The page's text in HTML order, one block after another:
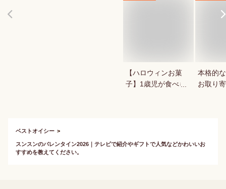
【ハロウィンお菓
子】1歳児が食べら
本格的
お取り
ベストオイシー
スンスンのバレンタイン2026｜テレビで紹介やギフトで人気などかわいいお
すすめを教えてください。